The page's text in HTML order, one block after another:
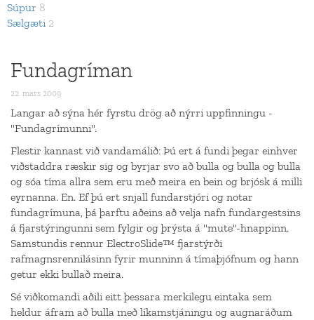
Súpur 8
Sælgæti 2
Fundagríman
22. mars 2009
Langar að sýna hér fyrstu drög að nýrri uppfinningu -
"Fundagrímunni".
Flestir kannast við vandamálið: Þú ert á fundi þegar einhver
viðstaddra ræskir sig og byrjar svo að bulla og bulla og bulla
og sóa tíma allra sem eru með meira en bein og brjósk á milli
eyrnanna. En. Ef þú ert snjall fundarstjóri og notar
fundagrímuna, þá þarftu aðeins að velja nafn fundargestsins
á fjarstýringunni sem fylgir og þrýsta á "mute"-hnappinn.
Samstundis rennur ElectroSlide™ fjarstýrði
rafmagnsrennilásinn fyrir munninn á tímaþjófnum og hann
getur ekki bullað meira.
Sé viðkomandi aðili eitt þessara merkilegu eintaka sem
heldur áfram að bulla með líkamstjáningu og augnaráðum